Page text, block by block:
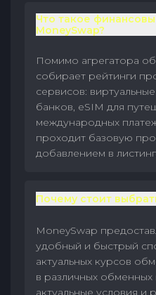
Что такое
MoneySwap?
Помимо агрегатора
собирает рейтинги
сервисов:
банков, eSIM для
международных
проходит базовую
добавлением в
Почему стоит
MoneySwap
удобный и быстрый
актуальных курсов
в различных обменных
актуальные условия и